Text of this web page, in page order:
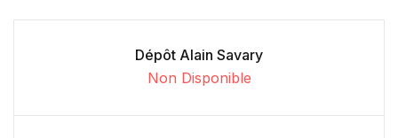
Dépôt Alain Savary
Non Disponible